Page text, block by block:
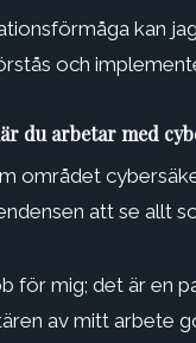
kan
och
du arbetar med
området
att se allt
för mig; det är en
av mitt arbete